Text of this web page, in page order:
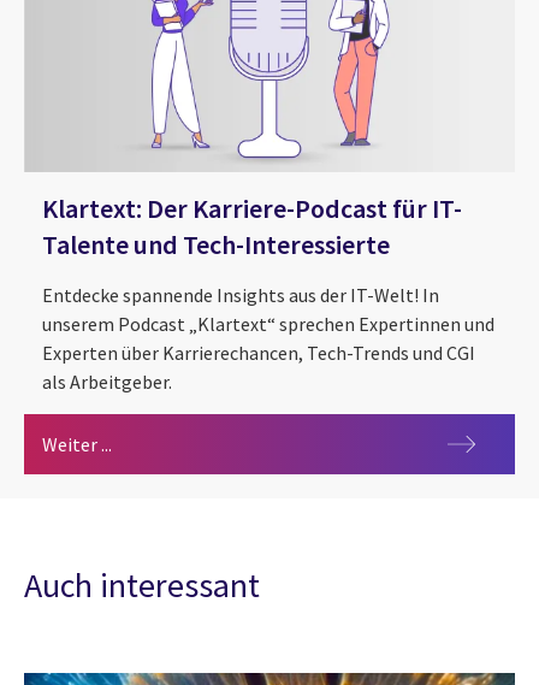
Klartext: Der Karriere-Podcast für IT-
Talente und Tech-Interessierte
Entdecke spannende Insights aus der IT-Welt! In
unserem Podcast „Klartext“ sprechen Expertinnen und
Experten über Karrierechancen, Tech-Trends und CGI
als Arbeitgeber.
Weiter ... Klartext: Der Karriere-Podcast für IT-Talente und
Auch interessant